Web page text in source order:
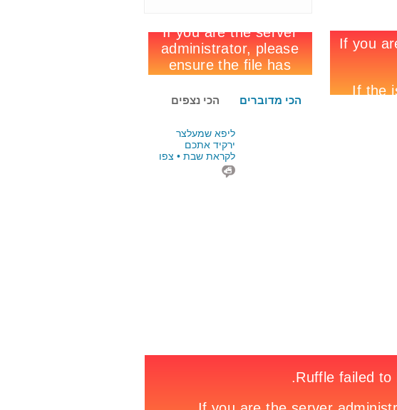
הכי מדוברים הכי נצפים
ליפא שמעלצר
ירקיד אתכם
לקראת שבת • צפו
בוידאו